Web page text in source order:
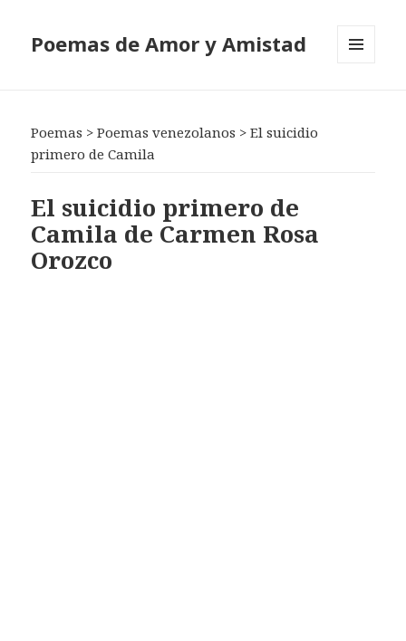
Poemas de Amor y Amistad
Poemas >Poemas venezolanos >El suicidio
primero de Camila
El suicidio primero de
Camila de Carmen Rosa
Orozco